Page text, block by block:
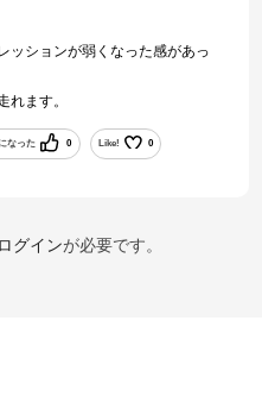
ッションが弱くなった感があっ
れます。
なった 0 Like! 0
ログインが必要です。